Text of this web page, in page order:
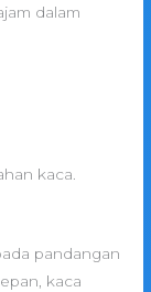
dalam
kaca.
pandangan
kaca